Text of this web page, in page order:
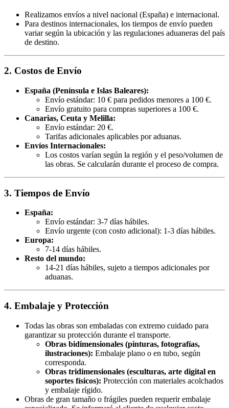
Realizamos envíos a nivel nacional (España) e internacional.
Para destinos internacionales, los tiempos de envío pueden
variar según la ubicación y las regulaciones aduaneras del país
de destino.
2. Costos de Envío
España (Península e Islas Baleares):
Envío estándar: 10 € para pedidos menores a 100 €.
Envío gratuito para compras superiores a 100 €.
Canarias, Ceuta y Melilla:
Envío estándar: 20 €.
Tarifas adicionales aplicables por aduanas.
Envíos Internacionales:
Los costos varían según la región y el peso/volumen de
las obras. Se calcularán durante el proceso de compra.
3. Tiempos de Envío
España:
Envío estándar: 3-7 días hábiles.
Envío urgente (con costo adicional): 1-3 días hábiles.
Europa:
7-14 días hábiles.
Resto del mundo:
14-21 días hábiles, sujeto a tiempos adicionales por
aduanas.
4. Embalaje y Protección
Todas las obras son embaladas con extremo cuidado para
garantizar su protección durante el transporte.
Obras bidimensionales (pinturas, fotografías,
ilustraciones): Embalaje plano o en tubo, según
corresponda.
Obras tridimensionales (esculturas, arte digital en
soportes físicos): Protección con materiales acolchados
y embalaje rígido.
Obras de gran tamaño o frágiles pueden requerir embalaje